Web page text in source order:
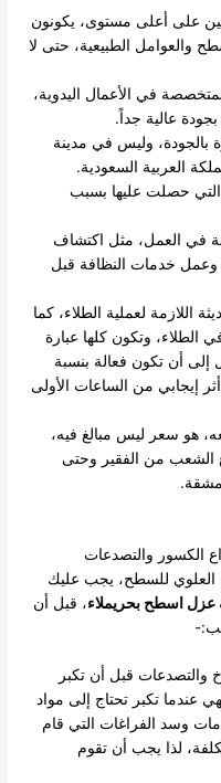
على أعلى مستوى، يكونون
والعوامل الطبيعية، حتى لا
في الأعمال اليدوية،
عالية جداً.
بالجودة، وليس في مدينة
العربية السعودية.
التي حصلت عليها بسبب
في العمل، مثل اكتشاف
وعمل خدمات النظافة قبل
اللازمة لعملية الطلاء، كما
الطلاء، وتكون كلها عبارة
إلى أن تكون فعالة بنسبة
إيجابي من الساعات الأولى
هو سعر ليس مبالغ فيه،
الشعب من الفقير وحتى
الكسور والتصدعات
العلوي للسطح، يجب عليك
اسطح بحريملاء، قبل أن
والتصدعات قبل أن تكبر
عندما تكبر تحتاج إلى مواد
وسد الفراغات التي قام
لذا يجب أن تقوم